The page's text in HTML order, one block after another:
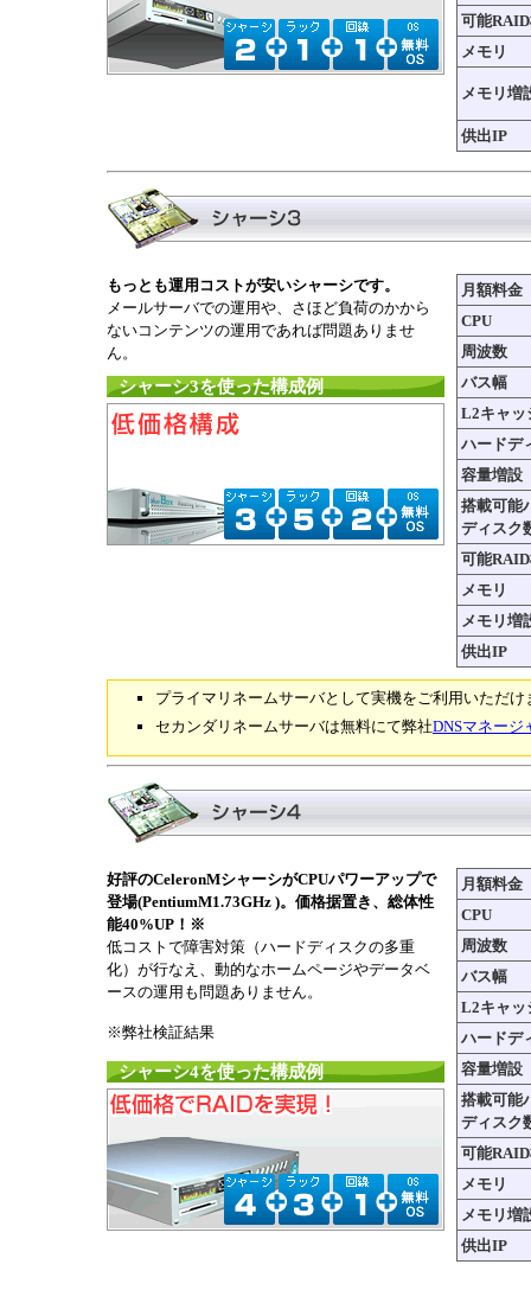
可能
メモリ
メモリ増
供出IP
もっとも運用コストが安いシャーシです。
メールサーバでの運用や、さほど負荷のかから
ないコンテンツの運用であれば問題ありませ
ん。
シャーシ3を使った構成例
月額料金
CPU
周波数
バス幅
L2キャッ
ハードデ
容量増設
搭載可能
ディスク
可能
メモリ
メモリ増
供出IP
プライマリネームサーバとして実機をご利用いただけ
セカンダリネームサーバは無料にて弊社DNSマネージ
好評のCeleronMシャーシがCPUパワーアップで
登場(PentiumM1.73GHz )。価格据置き、総体性
能40%UP！※
低コストで障害対策（ハードディスクの多重
化）が行なえ、動的なホームページやデータベ
ースの運用も問題ありません。
※弊社検証結果
シャーシ4を使った構成例
月額料金
CPU
周波数
バス幅
L2キャッ
ハードデ
容量増設
搭載可能
ディスク
可能
メモリ
メモリ増
供出IP